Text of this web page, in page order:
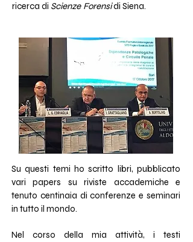
ricerca di Scienze Forensidi Siena.
Su questi temi ho scritto libri, pubblicato
vari papers su riviste accademiche e
tenuto centinaia di conferenze e seminari
in tutto il mondo.
Nel corso della mia attività, i testi